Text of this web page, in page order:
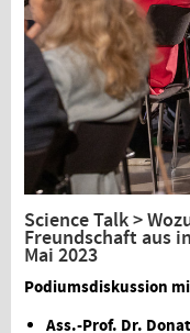
Science Talk >
Freundschaft aus
Mai 2023
Podiumsdiskussion
Ass.-Prof. Dr.